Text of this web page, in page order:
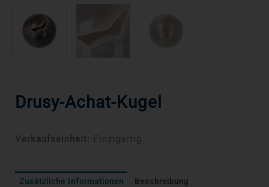
Drusy-Achat-Kugel
Verkaufseinheit: Einzigartig
Zusätzliche Informationen Beschreibung